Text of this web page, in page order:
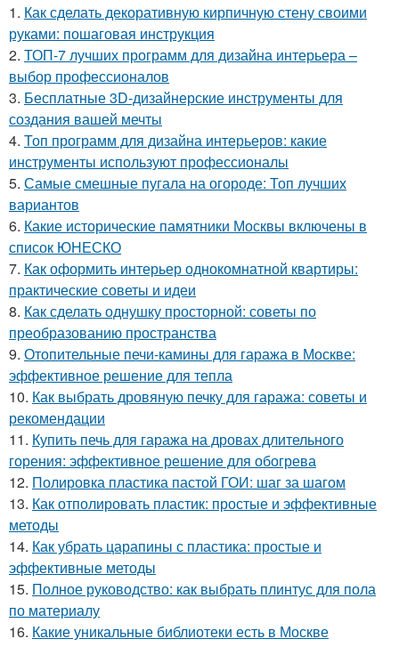
1. Как сделать декоративную кирпичную стену своими
руками: пошаговая инструкция
2. ТОП-7 лучших программ для дизайна интерьера –
выбор профессионалов
3. Бесплатные 3D-дизайнерские инструменты для
создания вашей мечты
4. Топ программ для дизайна интерьеров: какие
инструменты используют профессионалы
5. Самые смешные пугала на огороде: Топ лучших
вариантов
6. Какие исторические памятники Москвы включены в
список ЮНЕСКО
7. Как оформить интерьер однокомнатной квартиры:
практические советы и идеи
8. Как сделать однушку просторной: советы по
преобразованию пространства
9. Отопительные печи-камины для гаража в Москве:
эффективное решение для тепла
10. Как выбрать дровяную печку для гаража: советы и
рекомендации
11. Купить печь для гаража на дровах длительного
горения: эффективное решение для обогрева
12. Полировка пластика пастой ГОИ: шаг за шагом
13. Как отполировать пластик: простые и эффективные
методы
14. Как убрать царапины с пластика: простые и
эффективные методы
15. Полное руководство: как выбрать плинтус для пола
по материалу
16. Какие уникальные библиотеки есть в Москве